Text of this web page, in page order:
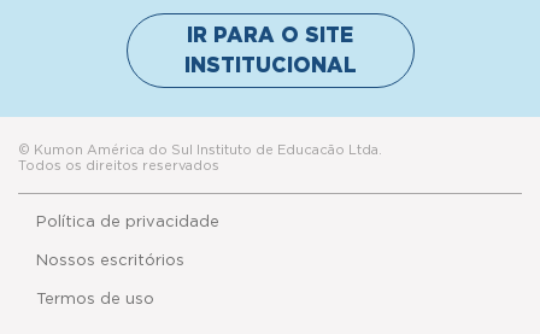
IR PARA O SITE
INSTITUCIONAL
© Kumon América do Sul Instituto de Educacão Ltda.
Todos os direitos reservados
Política de privacidade
Termos de uso
Nossos escritórios